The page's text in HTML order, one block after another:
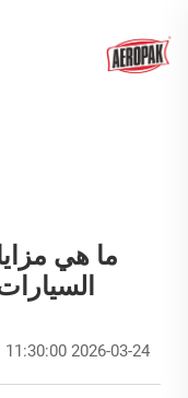
ما هي
2026-03-24 11:30:00